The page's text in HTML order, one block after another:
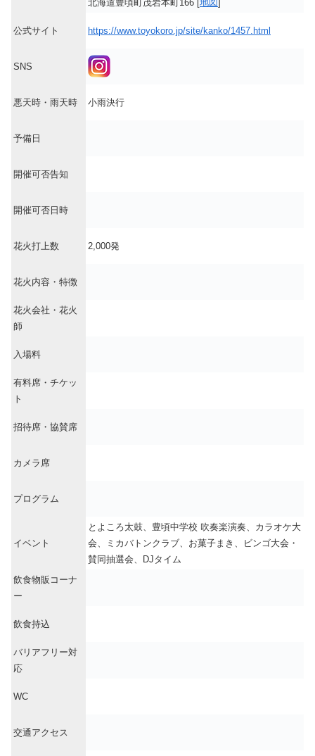
北海道豊頃町茂岩本町166 [ 地図
公式サイト https://www.toyokoro.jp/site/kanko/1457.html
SNS
悪天時・雨天時 小雨決行
予備日
開催可否告知
開催可否日時
花火打上数 2,000発
花火内容・特徴
花火会社・花火
師
入場料
有料席・チケッ
ト
招待席・協賛席
カメラ席
プログラム
イベント
とよころ太鼓、豊頃中学校 吹奏楽演奏、カラオケ大
会、ミカバトンクラブ、お菓子まき、ビンゴ大会・
賛同抽選会、DJタイム
飲食物販コーナ
ー
飲食持込
バリアフリー対
応
WC
交通アクセス